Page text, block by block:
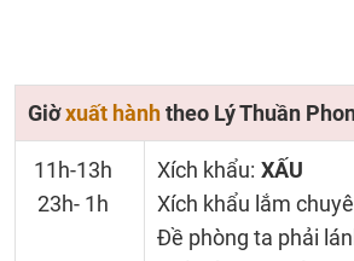
Giờxuất hànhtheo Lý Thuần
11h-13h
23h- 1h
Xích khẩu: XẤU
Xích khẩu lắm
Đề phòng ta phải